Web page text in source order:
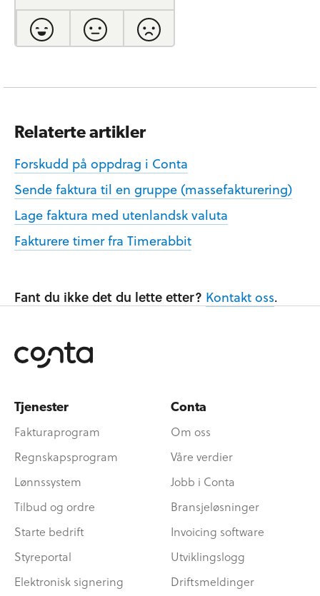
Relaterte artikler
Forskudd på oppdrag i Conta
Sende faktura til en gruppe (massefakturering)
Lage faktura med utenlandsk valuta
Fakturere timer fra Timerabbit
Fant du ikke det du lette etter? Kontakt oss.
Tjenester
Fakturaprogram
Regnskapsprogram
Lønnssystem
Tilbud og ordre
Starte bedrift
Styreportal
Elektronisk signering
Conta
Om oss
Våre verdier
Jobb i Conta
Bransjeløsninger
Invoicing software
Utviklingslogg
Driftsmeldinger